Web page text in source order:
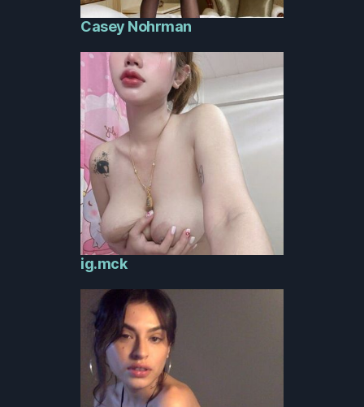
Casey Nohrman
ig.mck